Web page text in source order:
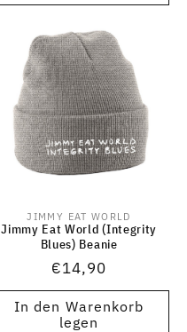
Anbieter:
JIMMY EAT WORLD
Jimmy Eat World (Integrity
Blues) Beanie
Normaler
Preis
€14,90
In den Warenkorb
legen